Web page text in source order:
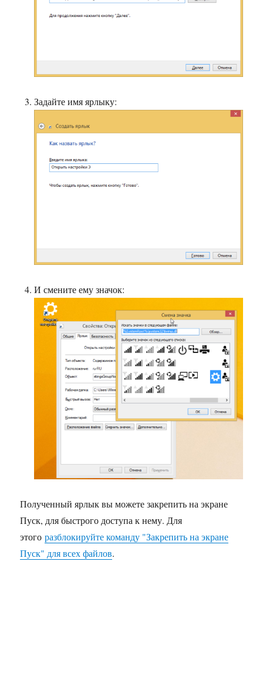
Задайте имя ярлыку:
И смените ему значок:
Полученный ярлык вы можете закрепить на экране
Пуск, для быстрого доступа к нему. Для
этогоразблокируйте команду "Закрепить на экране
Пуск" для всех файлов.